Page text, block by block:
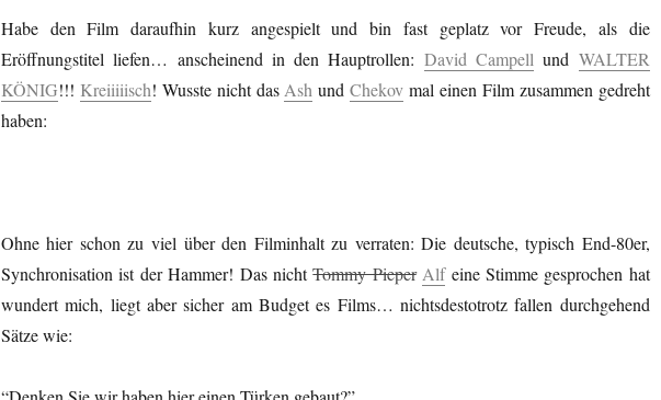
Habe den Film daraufhin kurz angespielt und bin fast geplatz vor Freude, als die
Eröffnungstitel liefen… anscheinend in den Hauptrollen: David Campell und WALTER
KÖNIG!!! Kreiiiiisch! Wusste nicht dasAsh undChekov mal einen Film zusammen gedreht
haben:
Ohne hier schon zu viel über den Filminhalt zu verraten: Die deutsche, typisch End-80er,
Synchronisation ist der Hammer! Das nichtTommy Pieper Alfeine Stimme gesprochen hat
wundert mich, liegt aber sicher am Budget es Films… nichtsdestotrotz fallen durchgehend
Sätze wie: